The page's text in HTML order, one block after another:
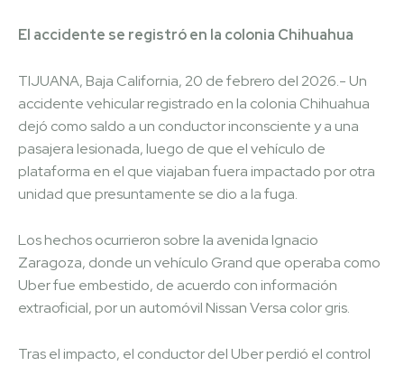
El accidente se registró en la colonia Chihuahua
TIJUANA, Baja California, 20 de febrero del 2026.- Un
accidente vehicular registrado en la colonia Chihuahua
dejó como saldo a un conductor inconsciente y a una
pasajera lesionada, luego de que el vehículo de
plataforma en el que viajaban fuera impactado por otra
unidad que presuntamente se dio a la fuga.
Los hechos ocurrieron sobre la avenida Ignacio
Zaragoza, donde un vehículo Grand que operaba como
Uber fue embestido, de acuerdo con información
extraoficial, por un automóvil Nissan Versa color gris.
Tras el impacto, el conductor del Uber perdió el control